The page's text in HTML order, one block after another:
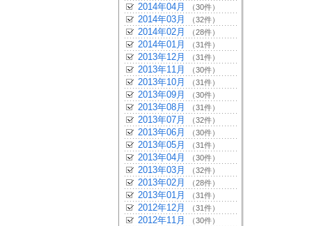
2014年04月 （30件）
2014年03月 （32件）
2014年02月 （28件）
2014年01月 （31件）
2013年12月 （31件）
2013年11月 （30件）
2013年10月 （31件）
2013年09月 （30件）
2013年08月 （31件）
2013年07月 （32件）
2013年06月 （30件）
2013年05月 （31件）
2013年04月 （30件）
2013年03月 （32件）
2013年02月 （28件）
2013年01月 （31件）
2012年12月 （31件）
2012年11月 （30件）